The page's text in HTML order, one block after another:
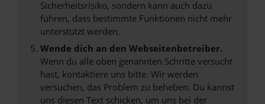
Sicherheitsrisiko, sondern kann auch dazu
führen, dass bestimmte Funktionen nicht mehr
unterstützt werden.
Wende dich an den Webseitenbetreiber.
Wenn du alle oben genannten Schritte versucht
hast, kontaktiere uns bitte. Wir werden
versuchen, das Problem zu beheben. Du kannst
uns diesen Text schicken, um uns bei der